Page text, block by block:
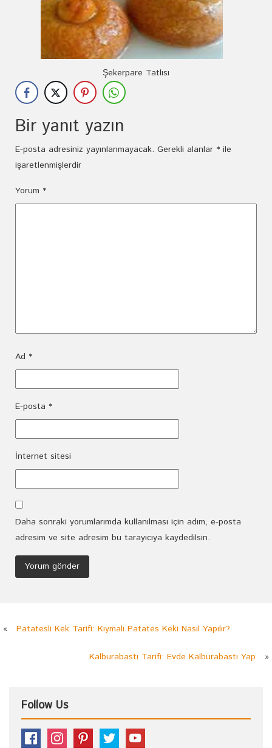
Şekerpare Tatlısı
Bir yanıt yazın
E-posta adresiniz yayınlanmayacak. Gerekli alanlar * ile
işaretlenmişlerdir
Yorum *
Ad *
E-posta *
İnternet sitesi
Daha sonraki yorumlarımda kullanılması için adım, e-posta
adresim ve site adresim bu tarayıcıya kaydedilsin.
« Patatesli Kek Tarifi: Kıymalı Patates Keki Nasıl Yapılır?
Kalburabastı Tarifi: Evde Kalburabastı Yap »
Follow Us